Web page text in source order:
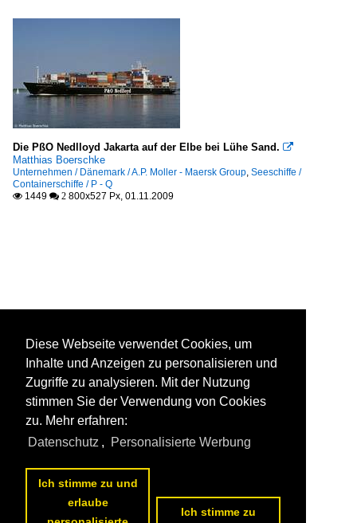
Die PßO Nedlloyd Jakarta auf der Elbe bei Lühe Sand. 
Matthias Boerschke
Unternehmen / Dänemark / A.P. Moller - Maersk Group Seeschiffe /
Containerschiffe / P - Q
 1449  2 800x527 Px, 01.11.2009
Diese Webseite verwendet Cookies, um
Inhalte und Anzeigen zu personalisieren und
Zugriffe zu analysieren. Mit der Nutzung
stimmen Sie der Verwendung von Cookies
zu. Mehr erfahren:
Datenschutz , Personalisierte Werbung
Ich stimme zu und
erlaube
Ich stimme zu